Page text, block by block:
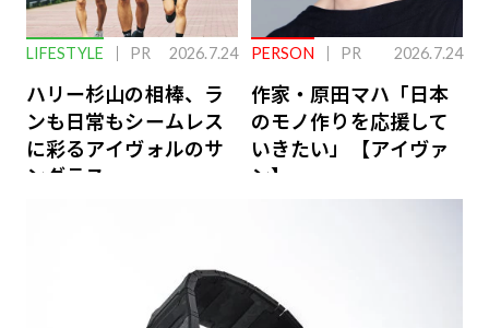
LIFESTYLE PR 2026.7.24
ハリー杉山の相棒、ラ
ンも日常もシームレス
に彩るアイヴォルのサ
ングラス
PERSON PR 2026.7.24
作家・原田マハ「日本
のモノ作りを応援して
いきたい」【アイヴァ
ン】